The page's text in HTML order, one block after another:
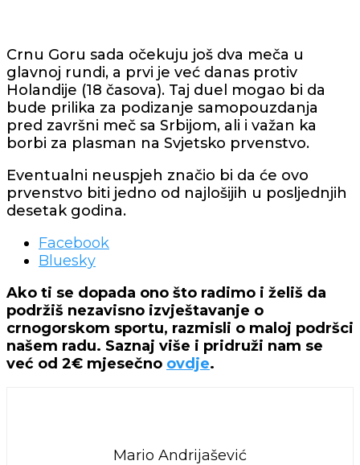
Crnu Goru sada očekuju još dva meča u
glavnoj rundi, a prvi je već danas protiv
Holandije (18 časova). Taj duel mogao bi da
bude prilika za podizanje samopouzdanja
pred završni meč sa Srbijom, ali i važan ka
borbi za plasman na Svjetsko prvenstvo.
Eventualni neuspjeh značio bi da će ovo
prvenstvo biti jedno od najlošijih u posljednjih
desetak godina.
Share
the
"Vaterpolisti
protiv
Holandije
za
iskupljenje
Facebook
Bluesky
Ako ti se dopada ono što radimo i želiš da
podržiš nezavisno izvještavanje o
crnogorskom sportu, razmisli o maloj podršci
našem radu. Saznaj više i pridruži nam se
već od 2€ mjesečno ovdje.
Mario Andrijašević